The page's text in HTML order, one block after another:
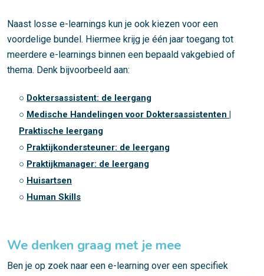
Naast losse e-learnings kun je ook kiezen voor een
voordelige bundel. Hiermee krijg je één jaar toegang tot
meerdere e-learnings binnen een bepaald vakgebied of
thema. Denk bijvoorbeeld aan:
○ Doktersassistent: de leergang
○ Medische Handelingen voor Doktersassistenten |
Praktische leergang
○ Praktijkondersteuner: de leergang
○ Praktijkmanager: de leergang
○ Huisartsen
○ Human Skills
We denken graag met je mee
Ben je op zoek naar een e-learning over een specifiek